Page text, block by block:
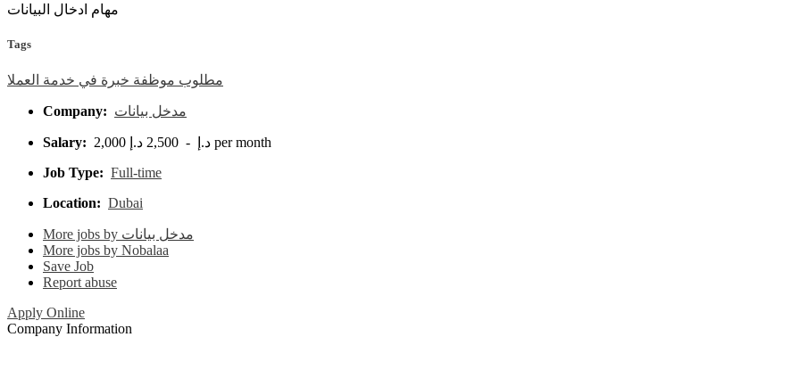
مهام ادخال البيانات
Tags
مطلوب موظفة خبرة في خدمة العملا
Company: مدخل بيانات
Salary:
2,000 د.إ - 2,500 د.إ per month
Job Type: Full-time
Location: Dubai
More jobs by مدخل بيانات
More jobs by Nobalaa
Save Job
Report abuse
Apply Online
Company Information